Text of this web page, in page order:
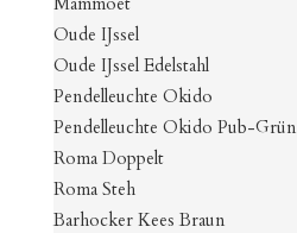
Oude IJssel
Oude IJssel Edelstahl
Pendelleuchte Okido
Pendelleuchte Okido Pub-Grün
Roma Doppelt
Roma Steh
Barhocker Kees Braun